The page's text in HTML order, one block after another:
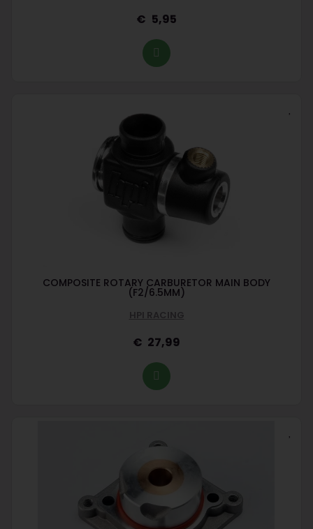
5,95
COMPOSITE ROTARY CARBURETOR MAIN BODY
(F2/6.5MM)
HPI RACING
27,99